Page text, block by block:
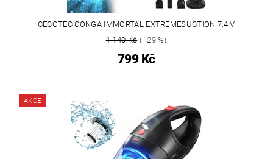
CECOTEC CONGA IMMORTAL EXTREMESUCTION 7,4 V
1 140 Kč(–29 %)
799 Kč
AKCE